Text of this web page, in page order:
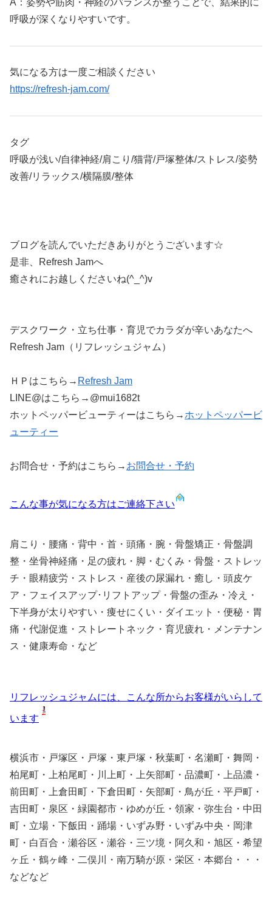
呼吸が深くなりやすいです。
気になる方は一度ご相談ください
https://refresh-jam.com/
タグ
呼吸が浅い/自律神経/肩こり/猫背/戸塚整体/ストレス/姿勢
改善/リラックス/横隔膜/整体
ブログを読んでいただきありがとうございます☆
是非、Refresh Jamへ
癒されにお越しくださいね(^_^)v
デスクワーク・立ち仕事・育児でカラダが辛いあなたへ
Refresh Jam（リフレッシュジャム）
ＨＰはこちら→ Refresh Jam
LINE@はこちら→@mui1682t
ホットペッパービューティーはこちら→ ホットペッパービ
ューティー
お問合せ・予約はこちら→ お問合せ・予約
こんな事が気になる方はご連絡下さい
肩こり・腰痛・背中・首・頭痛・腕・骨盤矯正・骨盤調
整・坐骨神経痛・足の疲れ・脚・むくみ・骨盤・ストレッ
チ・眼精疲労・ストレス・産後の尿漏れ・癒し・頭皮ケ
ア・フェイスアップ･リフトアップ・骨盤の歪み・冷え・
下半身が太りやすい・痩せにくい・ダイエット・便秘・胃
痛・代謝促進・ストレートネック・育児疲れ・メンテナン
ス・健康寿命・など
リフレッシュジャムには、こんな所からお客様がいらして
います
横浜市・戸塚区・戸塚・東戸塚・秋葉町・名瀬町・舞岡・
柏尾町・上柏尾町・川上町・上矢部町・品濃町・上品濃・
前田町・上倉田町・下倉田町・矢部町・鳥が丘・平戸町・
吉田町・泉区・緑園都市・ゆめが丘・領家・弥生台・中田
町・立場・下飯田・踊場・いずみ野・いずみ中央・岡津
町・白百合・瀬谷区・瀬谷・三ツ境・阿久和・旭区・希望
ヶ丘・鶴ヶ峰・二俣川・南万騎が原・栄区・本郷台・・・
などなど